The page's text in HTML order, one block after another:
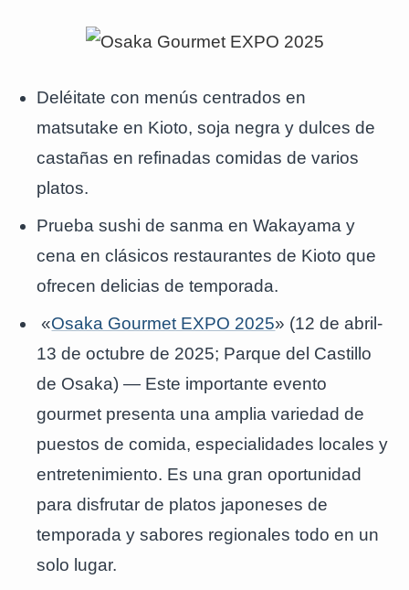
Deléitate con menús centrados en
matsutake en Kioto, soja negra y dulces de
castañas en refinadas comidas de varios
platos.
Prueba sushi de sanma en Wakayama y
cena en clásicos restaurantes de Kioto que
ofrecen delicias de temporada.
«Osaka Gourmet EXPO 2025» (12 de abril-
13 de octubre de 2025; Parque del Castillo
de Osaka) — Este importante evento
gourmet presenta una amplia variedad de
puestos de comida, especialidades locales y
entretenimiento. Es una gran oportunidad
para disfrutar de platos japoneses de
temporada y sabores regionales todo en un
solo lugar.